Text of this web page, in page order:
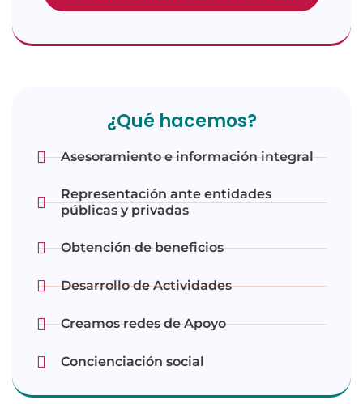
¿Qué hacemos?
Asesoramiento e información integral
Representación ante entidades
públicas y privadas
Obtención de beneficios
Desarrollo de Actividades
Creamos redes de Apoyo
Concienciación social